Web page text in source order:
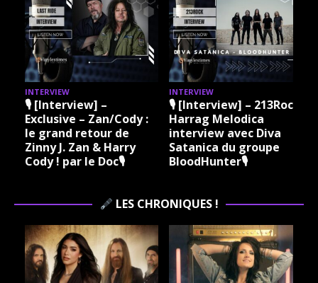
INTERVIEW
🎙 [Interview] –
Exclusive – Zan/Cody :
le grand retour de
Zinny J. Zan & Harry
Cody ! par le Doc🎙
INTERVIEW
🎙 [Interview] – 213Rock
Harrag Melodica
interview avec Diva
Satanica du groupe
BloodHunter🎙
LES CHRONIQUES !